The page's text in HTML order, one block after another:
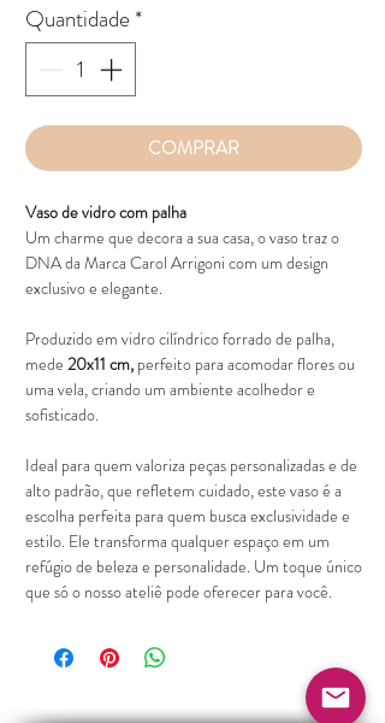
Quantidade *
COMPRAR
Vaso de vidro com palha
Um charme que decora a sua casa, o vaso traz o
DNA da Marca Carol Arrigoni com um design
exclusivo e elegante.
Produzido em vidro cilíndrico forrado de palha,
mede 20x11 cm, perfeito para acomodar flores ou
uma vela, criando um ambiente acolhedor e
sofisticado.
Ideal para quem valoriza peças personalizadas e de
alto padrão, que refletem cuidado, este vaso é a
escolha perfeita para quem busca exclusividade e
estilo. Ele transforma qualquer espaço em um
refúgio de beleza e personalidade. Um toque único
que só o nosso ateliê pode oferecer para você.